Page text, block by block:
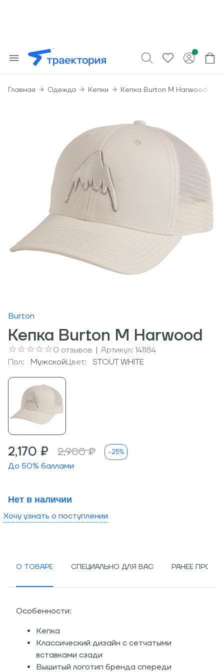
Главная Одежда Кепки Кепка Burton M Harwood
Burton
Кепка Burton M Harwood
0 отзывов | Артикул: 141184
Пол:
МужcкойЦвет: STOUT WHITE
2,170 ₽ 2,900 ₽ -25%
До 50% баллами
Нет в наличии
Хочу узнать о поступлении
О ТОВАРЕ СПЕЦИАЛЬНО ДЛЯ ВАС РАНЕЕ
Особенности:
Кепка
Классический дизайн с сетчатыми
вставками сзади
Вышитый логотип бренда спереди